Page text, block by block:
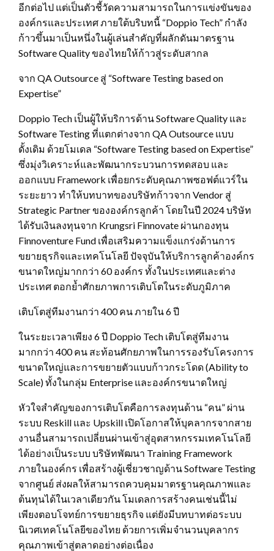
อีกต่อไป แต่เป็นตัวชี้วัดความสามารถในการแข่งขันของ
องค์กรและประเทศ ภายใต้บริบทนี้ “Doppio Tech” กำลัง
ก้าวขึ้นมาเป็นหนึ่งในผู้เล่นสำคัญที่ผลักดันมาตรฐาน
Software Quality ของไทยให้ก้าวสู่ระดับสากล
จาก QA Outsource สู่ “Software Testing based on
Expertise”
Doppio Tech เป็นผู้ให้บริการด้าน Software Quality และ
Software Testing ที่แตกต่างจาก QA Outsource แบบ
ดั้งเดิม ด้วยโมเดล “Software Testing based on Expertise”
ซึ่งมุ่งวิเคราะห์และพัฒนากระบวนการทดสอบ และ
ออกแบบ Framework เพื่อยกระดับคุณภาพซอฟต์แวร์ใน
ระยะยาว ทำให้บทบาทของบริษัทก้าวจาก Vendor สู่
Strategic Partner ขององค์กรลูกค้า โดยในปี 2024 บริษัท
ได้รับเงินลงทุนจาก Krungsri Finnovate ผ่านกองทุน
Finnoventure Fund เพื่อเสริมความแข็งแกร่งด้านการ
ขยายธุรกิจและเทคโนโลยี ปัจจุบันให้บริการลูกค้าองค์กร
ขนาดใหญ่มากกว่า 60 องค์กร ทั้งในประเทศและต่าง
ประเทศ ตอกย้ำศักยภาพการเติบโตในระดับภูมิภาค
เติบโตสู่ทีมงานกว่า 400 คน ภายใน 6 ปี
ในระยะเวลาเพียง 6 ปี Doppio Tech เติบโตสู่ทีมงาน
มากกว่า 400 คน สะท้อนศักยภาพในการรองรับโครงการ
ขนาดใหญ่และการขยายตัวแบบก้าวกระโดด (Ability to
Scale) ทั้งในกลุ่ม Enterprise และองค์กรขนาดใหญ่
หัวใจสำคัญของการเติบโตคือการลงทุนด้าน “คน” ผ่าน
ระบบ Reskill และ Upskill เปิดโอกาสให้บุคลากรจากสาย
งานอื่นสามารถเปลี่ยนผ่านเข้าสู่อุตสาหกรรมเทคโนโลยี
ได้อย่างเป็นระบบ บริษัทพัฒนา Training Framework
ภายในองค์กร เพื่อสร้างผู้เชี่ยวชาญด้าน Software Testing
จากศูนย์ ส่งผลให้สามารถควบคุมมาตรฐานคุณภาพและ
ต้นทุนได้ในเวลาเดียวกัน โมเดลการสร้างคนเช่นนี้ไม่
เพียงตอบโจทย์การขยายธุรกิจ แต่ยังมีบทบาทต่อระบบ
นิเวศเทคโนโลยีของไทย ด้วยการเพิ่มจำนวนบุคลากร
คุณภาพเข้าสู่ตลาดอย่างต่อเนื่อง